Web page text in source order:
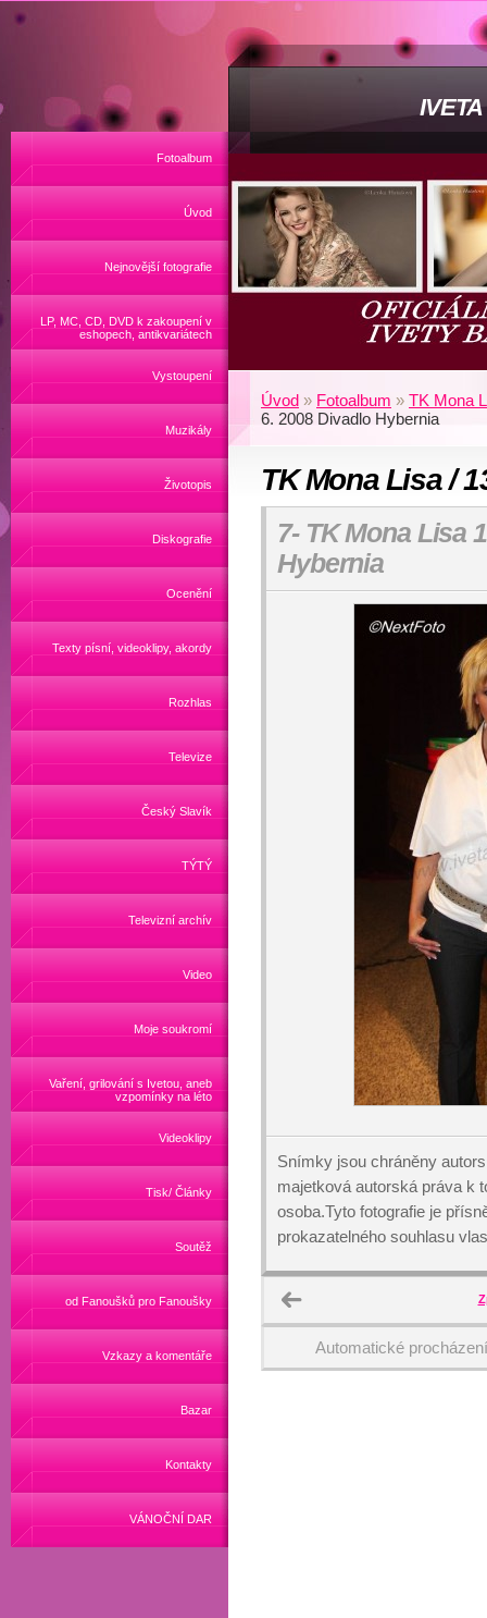
Fotoalbum
Úvod
Nejnovější fotografie
LP, MC, CD, DVD k zakoupení v
eshopech, antikvariátech
Vystoupení
Muzikály
Životopis
Diskografie
Ocenění
Texty písní, videoklipy, akordy
Rozhlas
Televize
Český Slavík
TÝTÝ
Televizní archív
Video
Moje soukromí
Vaření, grilování s Ivetou, aneb
vzpomínky na léto
Videoklipy
Tisk/ Články
Soutěž
od Fanoušků pro Fanoušky
Vzkazy a komentáře
Bazar
Kontakty
VÁNOČNÍ DAR
Úvod » Fotoalbum » TK Mona
6. 2008 Divadlo Hybernia
TK Mona Lisa /
7- TK Mona Lisa
Hybernia
Snímky jsou chráněny
majetková autorská práva k
osoba.Tyto fotografie je
prokazatelného souhlasu
Automatické